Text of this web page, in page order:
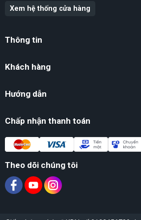
may mắn và thịnh vượng.
giảm căng thẳng và mang
cho không gian sống.
vị trí phù hợp sẽ giúp
những điều không may.
Trang trí sang trọng:
Nằm Đá Thạch Anh Hồng
phẩm phong thủy mà còn
nghệ thuật, làm đẹp không
phòng hay công ty.
Xem hệ thống cửa hàng
Thông tin
Khách hàng
Hướng dẫn
Chấp nhận thanh toán
Theo dõi chúng tôi